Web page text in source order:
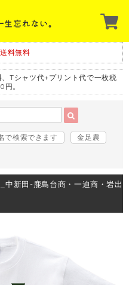
送料無料
Tシャツ代+プリント代で一枚税
円。
で検索できます
金足農
新田-鹿島台商・一迫商・岩出